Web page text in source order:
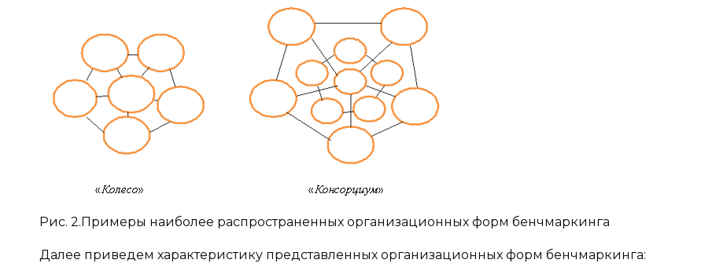
Рис. 2.Примеры наиболее распространенных организационных форм бенчмаркинга
Далее приведем характеристику представленных организационных форм бенчмаркинга: